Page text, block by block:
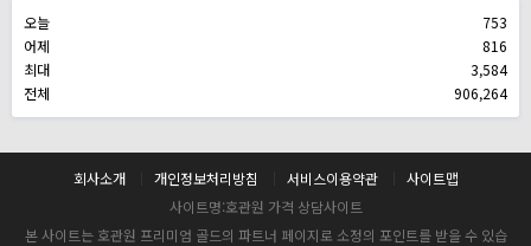
오늘
753
어제
816
최대
3,584
전체
906,264
회사소개 개인정보처리방침 서비스이용약관
사이트맵
사이트명:호관원 가격 상담사이트
본 사이트는 호관원 프리미엄 골드의 파트너 페이지로 소정의 포인트를 받을 수 있습